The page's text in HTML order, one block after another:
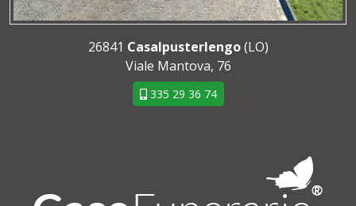
26841 Casalpusterlengo(LO)
Viale Mantova, 76
335 29 36 74